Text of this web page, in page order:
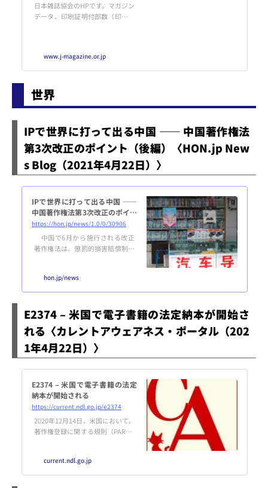
日本雑誌協会のHPです。マガジン
データ、印刷証明付部数（印刷部
www.j-magazine.or.jp
世界
IPで世界に打って出る中国 ―― 中国著作権法
第3次改正のポイント（後編）〈HON.jp New
s Blog（2021年4月22日）〉
IPで世界に打って出る中国 ――
中国著作権法第3次改正のポイン
ト（後編）
https://hon.jp/news/1.0/0/30906
中国で6月から施行される改正
著作権法は、懲罰的損害賠償制度
さんのレポート後編です。前編は
こちら。マルチメディア時代に合
な改正のポイントに即して、具体
してみよう。 既述した第3条の
「作品」として列挙されたものの
うち、第6項が旧法の「映画作品
hon.jp/news
E2374 – 米国で電子書籍の法定納本が開始さ
れる〈カレントアウェアネス・ポータル（202
1年4月22日）〉
E2374 – 米国で電子書籍の法定
納本が開始される
https://current.ndl.go.jp/e2374
2020年12月14日，米国において，
著作権登録に関する規則（PART 2
ンのみで出版された電子書籍（el
ectronic-only books）が法定納
current.ndl.go.jp